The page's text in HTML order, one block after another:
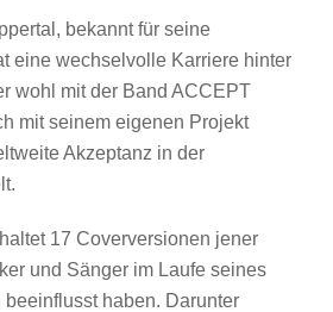
bekannt für seine
eine wechselvolle Karriere hinter
wohl mit der Band ACCEPT
mit seinem eigenen Projekt
Akzeptanz in der
17 Coverversionen jener
und Sänger im Laufe seines
beeinflusst haben. Darunter